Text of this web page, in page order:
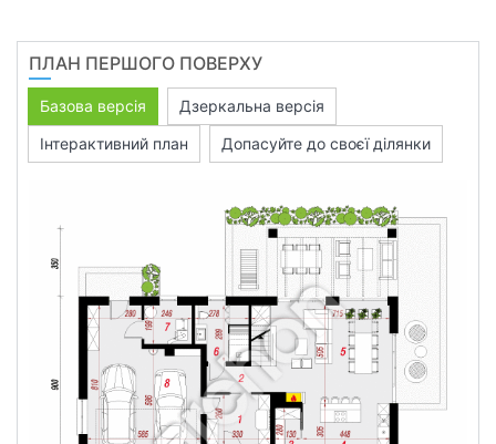
ПЛАН ПЕРШОГО ПОВЕРХУ
Базова версія
Дзеркальна версія
Інтерактивний план
Допасуйте до своєї ділянки